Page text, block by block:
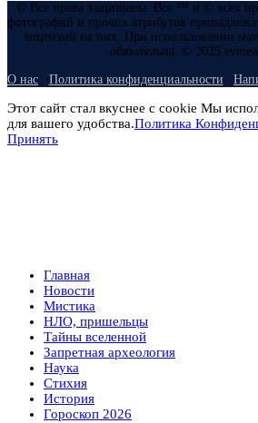
© Все права защищены. Все ™ и © всех
фотографий и прочих атрибутов
лицензий на них. При использовании
обязательна. © 2025
О нас Политика конфиденциальности
Этот сайт стал вкуснее с cookie Мы
для вашего удобства.Политика
Принять
Главная
Новости
Мистика
НЛО, пришельцы
Тайны вселенной
Запретная археология
Наука
Стихия
История
Гороскоп 2026